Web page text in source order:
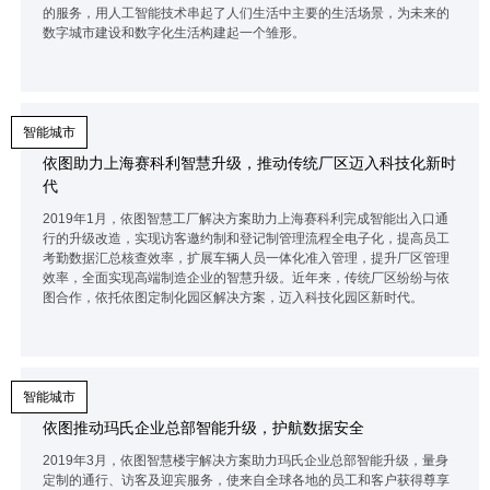
的服务，用人工智能技术串起了人们生活中主要的生活场景，为未来的
数字城市建设和数字化生活构建起一个雏形。
依图助力上海赛科利智慧升级，推动传统厂区迈入科技化新时
代
2019年1月，依图智慧工厂解决方案助力上海赛科利完成智能出入口通
行的升级改造，实现访客邀约制和登记制管理流程全电子化，提高员工
考勤数据汇总核查效率，扩展车辆人员一体化准入管理，提升厂区管理
效率，全面实现高端制造企业的智慧升级。近年来，传统厂区纷纷与依
图合作，依托依图定制化园区解决方案，迈入科技化园区新时代。
智能城市
依图推动玛氏企业总部智能升级，护航数据安全
2019年3月，依图智慧楼宇解决方案助力玛氏企业总部智能升级，量身
定制的通行、访客及迎宾服务，使来自全球各地的员工和客户获得尊享
智能城市